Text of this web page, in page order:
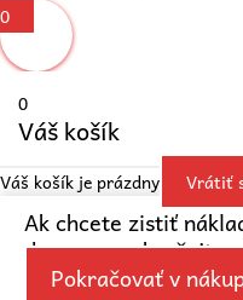
0
0
Váš košík
Váš košík je prázdny Vrátiť
Ak chcete zistiť
dopravu, pokračujte
Pokračovať v